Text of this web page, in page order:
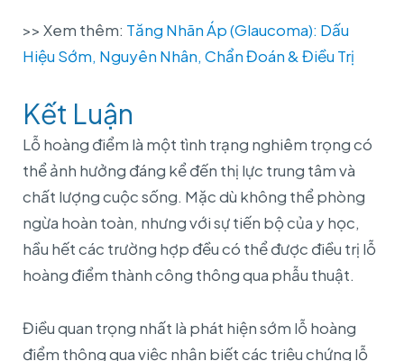
>> Xem thêm: Tăng Nhãn Áp (Glaucoma): Dấu
Hiệu Sớm, Nguyên Nhân, Chẩn Đoán & Điều Trị
Kết Luận
Lỗ hoàng điểm là một tình trạng nghiêm trọng có
thể ảnh hưởng đáng kể đến thị lực trung tâm và
chất lượng cuộc sống. Mặc dù không thể phòng
ngừa hoàn toàn, nhưng với sự tiến bộ của y học,
hầu hết các trường hợp đều có thể được điều trị lỗ
hoàng điểm thành công thông qua phẫu thuật.
Điều quan trọng nhất là phát hiện sớm lỗ hoàng
điểm thông qua việc nhận biết các triệu chứng lỗ
European Eye Center
Thông báo
📢 THÔNG BÁO THAY ĐỔI QUY ĐỊNH VỀ THÔNG TIN
XUẤT HÓA ĐƠN